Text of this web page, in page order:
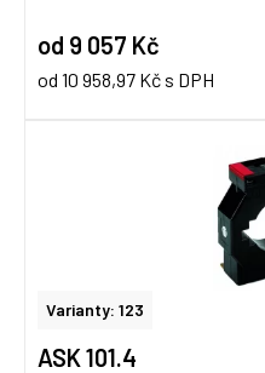
od 9 057 Kč
od 10 958,97 Kč s DPH
Varianty: 123
ASK 101.4